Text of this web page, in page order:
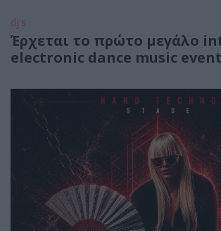
dj's
Έρχεται το πρώτο μεγάλο
electronic dance music event